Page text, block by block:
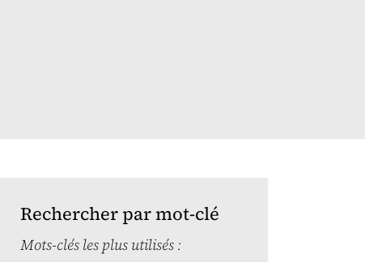
Rechercher par mot-clé
Mots-clés les plus utilisés :